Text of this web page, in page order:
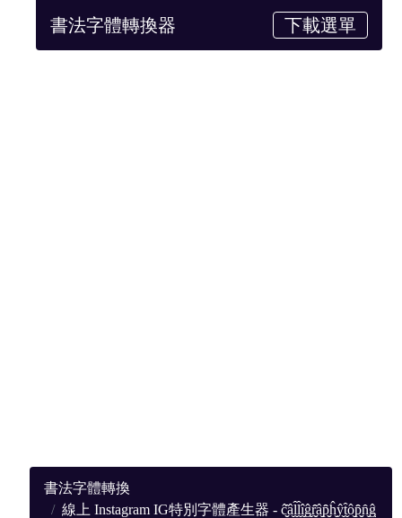
書法字體轉換器 下載選單
書法字體轉換
線上 Instagram IG特別字體產生器 - ĉ̬̬̂â̬l̬̂l̬̂î̬ĝ̬r̬̬̂̂â̬p̬̬̂̂ĥ̬ŷ̬t̬̂ô̬p̬̬̂̂n̬̂ĝ̬